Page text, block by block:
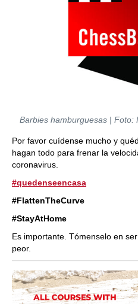
Barbies hamburguesas | Foto:
Por favor cuídense mucho y
hagan todo para frenar la
coronavirus.
#quedenseencasa
#FlattenTheCurve
#StayAtHome
Es importante. Tómenselo en
peor.